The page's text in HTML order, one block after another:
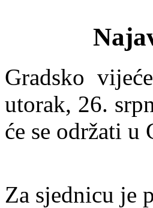
Gradsko
utorak, 26.
će se održati
Za sjednicu je